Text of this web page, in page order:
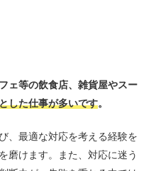
ェ等の飲食店、雑貨屋やスー
した仕事が多いです。
、最適な対応を考える経験を
磨けます。また、対応に迷う